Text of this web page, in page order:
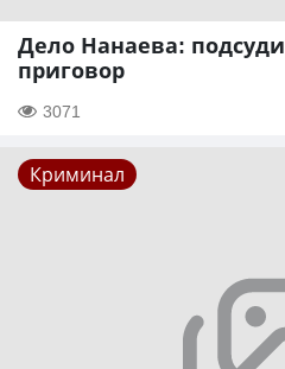
Дело Нанаева:
приговор
3071
Криминал